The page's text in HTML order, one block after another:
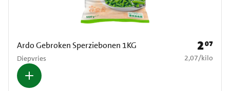
Ardo Gebroken Sperziebonen 1KG
Diepvries
Prijs: €
207
€ 2,07 per kilo
2,07/kilo